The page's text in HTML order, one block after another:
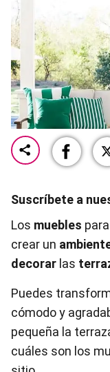
Suscríbete a
Los muebles
crear un
decorar las
Puedes
cómodo y
pequeña la
cuáles son los